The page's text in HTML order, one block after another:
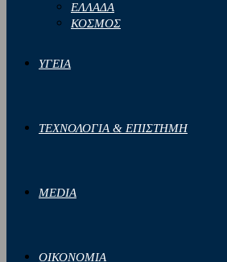
ΕΛΛΑΔΑ
ΚΟΣΜΟΣ
ΥΓΕΙΑ
ΤΕΧΝΟΛΟΓΙΑ & ΕΠΙΣΤΗΜΗ
MEDIA
ΟΙΚΟΝΟΜΙΑ